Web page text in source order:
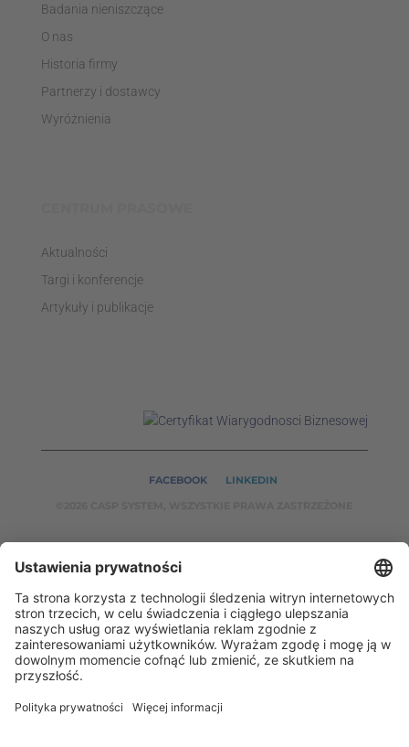
Badania nieniszczące
O nas
Historia firmy
Partnerzy i dostawcy
Wyróżnienia
Aktualności
Targi i konferencje
Artykuły i publikacje
FACEBOOK
LINKEDIN
CASPSYSTEM.PL
AUTOMATYKA24.PL
WZORCENDT.P
L
BINAR24.PL EH24.PL
CASP System – Twój partner w dziedzinie Badań